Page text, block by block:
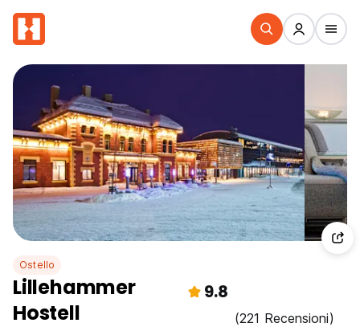
Ostello
Lillehammer
Hostell
9.8
(221 Recensioni)